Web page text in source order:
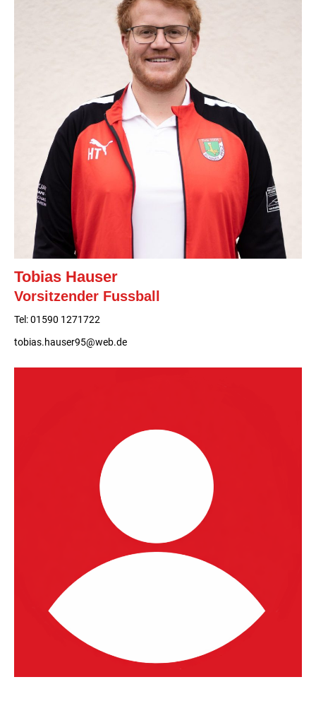
Tobias Hauser
Vorsitzender Fussball
Tel: 01590 1271722
tobias.hauser95@web.de